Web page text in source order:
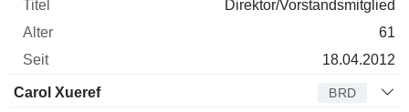
Direktor/Vorstandsmitglied
61
18.04.2012
Carol Xueref BRD